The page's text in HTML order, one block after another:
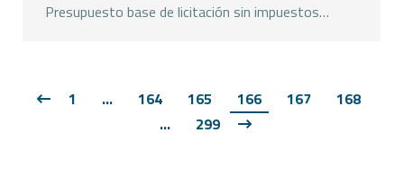
Presupuesto base de licitación sin impuestos…
1 … 164 165 166 167
168
…
299